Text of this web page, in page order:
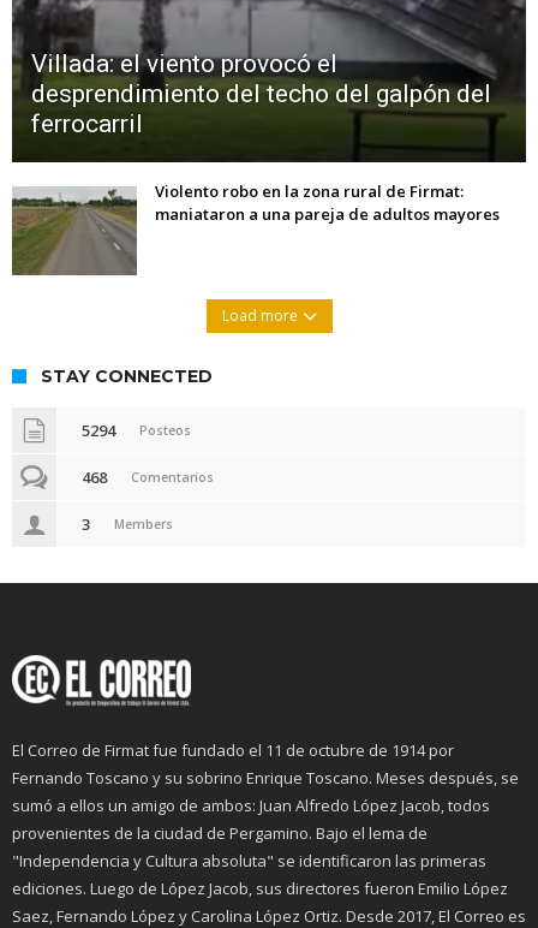
Villada: el viento provocó el
desprendimiento del techo del galpón del
ferrocarril
Violento robo en la zona rural de Firmat:
maniataron a una pareja de adultos mayores
Load more
STAY CONNECTED
5294 Posteos
468 Comentarios
3 Members
El Correo de Firmat fue fundado el 11 de octubre de 1914 por
Fernando Toscano y su sobrino Enrique Toscano. Meses después, se
sumó a ellos un amigo de ambos: Juan Alfredo López Jacob, todos
provenientes de la ciudad de Pergamino. Bajo el lema de
"Independencia y Cultura absoluta" se identificaron las primeras
ediciones. Luego de López Jacob, sus directores fueron Emilio López
Saez, Fernando López y Carolina López Ortiz. Desde 2017, El Correo es